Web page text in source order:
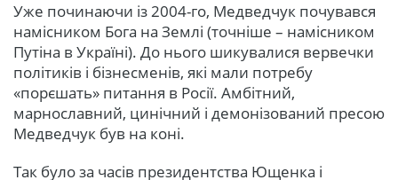
Уже починаючи із 2004-го, Медведчук почувався
намісником Бога на Землі (точніше – намісником
Путіна в Україні). До нього шикувалися вервечки
політиків і бізнесменів, які мали потребу
«порєшать» питання в Росії. Амбітний,
марнославний, цинічний і демонізований пресою
Медведчук був на коні.
Так було за часів президентства Ющенка і